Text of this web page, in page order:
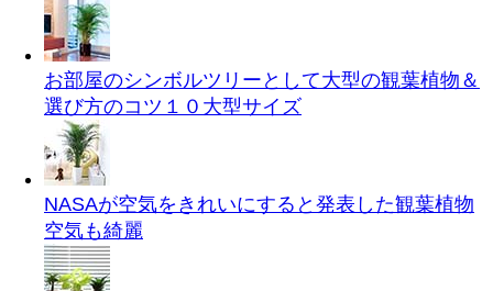
お部屋のシンボルツリーとして大型の観葉植物＆
選び方のコツ１０ 大型サイズ
NASAが空気をきれいにすると発表した観葉植物
空気も綺麗